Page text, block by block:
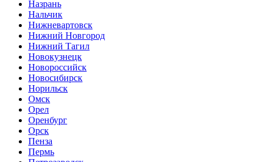
Назрань
Нальчик
Нижневартовск
Нижний Новгород
Нижний Тагил
Новокузнецк
Новороссийск
Новосибирск
Норильск
Омск
Орел
Оренбург
Орск
Пенза
Пермь